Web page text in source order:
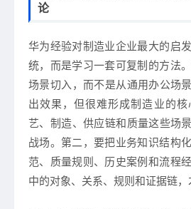
论
华为经验对制造业企业最大的启
统，而是学习一套可复制的方法
场景切入，而不是从通用办公场
出效果，但很难形成制造业的核
艺、制造、供应链和质量这些场
战场。第二，要把业务知识结构
范、质量规则、历史案例和流程
中的对象、关系、规则和证据链，